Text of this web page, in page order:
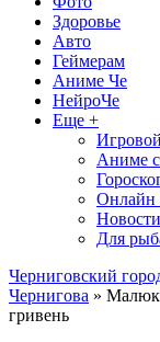
Здоровье
Авто
Геймерам
Аниме Че
НейроЧе
Еще +
Аниме
Онлайн
Для
Черниговский
Чернигова »
гривень